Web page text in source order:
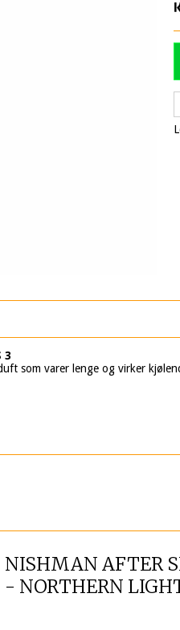
3
som varer lenge og virker
NISHMAN AFTER
- NORTHERN